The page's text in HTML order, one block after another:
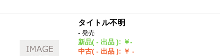
タイトル不明
- 発売
新品( - 出品 ): ￥-
中古( - 出品 ): ￥ -